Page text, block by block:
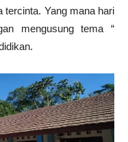
tercinta. Yang mana hari
mengusung tema “